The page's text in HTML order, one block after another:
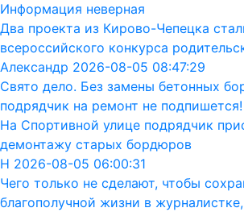
Информация неверная
Два проекта из Кирово-Чепецка
всероссийского конкурса
Александр 2026-08-05 08:47:29
Свято дело. Без замены бетонных
подрядчик на ремонт не подпишется!
На Спортивной улице подрядчик
демонтажу старых бордюров
Н 2026-08-05 06:00:31
Чего только не сделают, чтобы
благополучной жизни в